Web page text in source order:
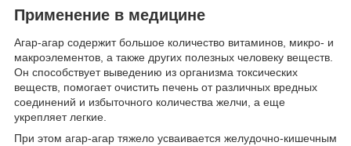
Применение в медицине
Агар-агар содержит большое количество витаминов, микро- и
макроэлементов, а также других полезных человеку веществ.
Он способствует выведению из организма токсических
веществ, помогает очистить печень от различных вредных
соединений и избыточного количества желчи, а еще
укрепляет легкие.
При этом агар-агар тяжело усваивается желудочно-кишечным